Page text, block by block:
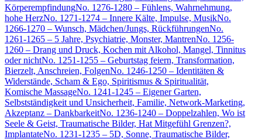
KörperempfindungNo. 1276-1280 – Fühlens, Wahrnehmung,
hohe HerzNo. 1271-1274 – Innere Kälte, Impulse, MusikNo.
1266-1270 – Wunsch, Mädchen/Jungs, RückführungenNo.
1261-1265 – 5 Jahre, Psychiatrie, Monster, MantrenNo. 1256-
1260 – Drang und Druck, Kochen mit Alkohol, Mangel, Tinnitus
oder nichtNo. 1251-1255 – Geburtstag feiern, Transformation,
Bierzelt, Anschreien, FolgenNo. 1246-1250 – Identitäten &
Widerstände, Scham & Ego, Spiritismus & Spiritualität,
Komische MassageNo. 1241-1245 – Eigener Garten,
Selbstständigkeit und Unsicherheit, Familie, Network-Marketing,
Akzeptanz – DankbarkeitNo. 1236-1240 – Doppelzahlen, Wo ist
Seele & Geist, Traumatische Bilder, Hat Mitgefühl Grenzen?,
ImplantateNo. 1231-1235 – 5D, Sonne, Traumatische Bilder,